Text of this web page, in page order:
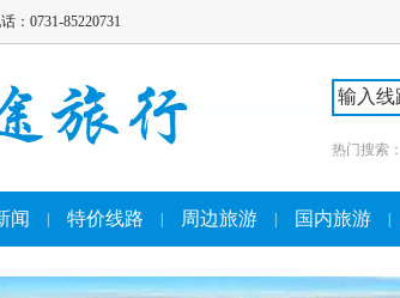
：0731-85220731
热门搜索：
闻 特价线路 周边旅游 国内旅游